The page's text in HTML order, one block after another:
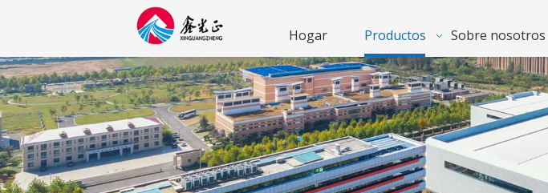
Hogar Productos Sobre nosotros